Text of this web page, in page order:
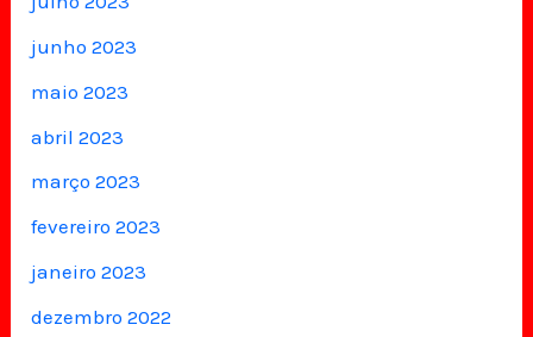
junho 2023
maio 2023
abril 2023
março 2023
fevereiro 2023
janeiro 2023
dezembro 2022